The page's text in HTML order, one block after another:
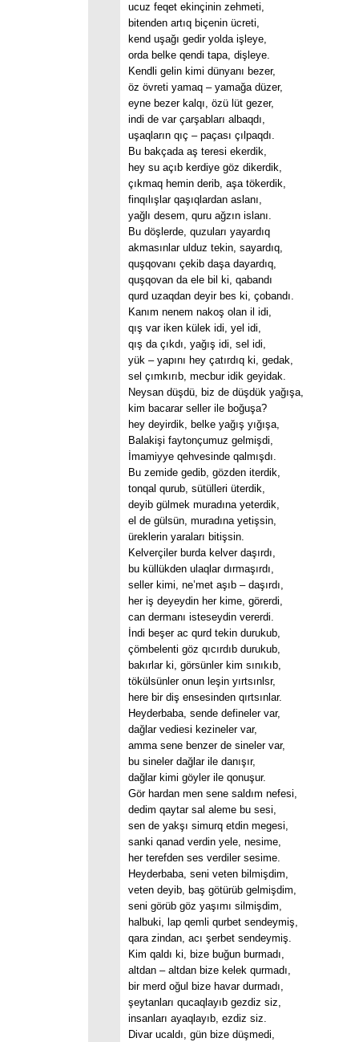
ucuz feqet ekinçinin zehmeti,
bitenden artıq biçenin ücreti,
kend uşağı gedir yolda işleye,
orda belke qendi tapa, dişleye.
Kendli gelin kimi dünyanı bezer,
öz övreti yamaq – yamağa düzer,
eyne bezer kalqı, özü lüt gezer,
indi de var çarşabları albaqdı,
uşaqların qıç – paçası çılpaqdı.
Bu bakçada aş teresi ekerdik,
hey su açıb kerdiye göz dikerdik,
çıkmaq hemin derib, aşa tökerdik,
finqılışlar qaşıqlardan aslanı,
yağlı desem, quru ağzın islanı.
Bu döşlerde, quzuları yayardıq
akmasınlar ulduz tekin, sayardıq,
quşqovanı çekib daşa dayardıq,
quşqovan da ele bil ki, qabandı
qurd uzaqdan deyir bes ki, çobandı.
Kanım nenem nakoş olan il idi,
qış var iken külek idi, yel idi,
qış da çıkdı, yağış idi, sel idi,
yük – yapını hey çatırdıq ki, gedak,
sel çımkırıb, mecbur idik geyidak.
Neysan düşdü, biz de düşdük yağışa,
kim bacarar seller ile boğuşa?
hey deyirdik, belke yağış yığışa,
Balakişi faytonçumuz gelmişdi,
İmamiyye qehvesinde qalmışdı.
Bu zemide gedib, gözden iterdik,
tonqal qurub, sütülleri üterdik,
deyib gülmek muradına yeterdik,
el de gülsün, muradına yetişsin,
üreklerin yaraları bitişsin.
Kelverçiler burda kelver daşırdı,
bu küllükden ulaqlar dırmaşırdı,
seller kimi, ne’met aşıb – daşırdı,
her iş deyeydin her kime, görerdi,
can dermanı isteseydin vererdi.
İndi beşer ac qurd tekin durukub,
çömbelenti göz qıcırdıb durukub,
bakırlar ki, görsünler kim sınıkıb,
tökülsünler onun leşin yırtsınlsr,
here bir diş ensesinden qırtsınlar.
Heyderbaba, sende defineler var,
dağlar vediesi kezineler var,
amma sene benzer de sineler var,
bu sineler dağlar ile danışır,
dağlar kimi göyler ile qonuşur.
Gör hardan men sene saldım nefesi,
dedim qaytar sal aleme bu sesi,
sen de yakşı simurq etdin megesi,
sanki qanad verdin yele, nesime,
her terefden ses verdiler sesime.
Heyderbaba, seni veten bilmişdim,
veten deyib, baş götürüb gelmişdim,
seni görüb göz yaşımı silmişdim,
halbuki, lap qemli qurbet sendeymiş,
qara zindan, acı şerbet sendeymiş.
Kim qaldı ki, bize buğun burmadı,
altdan – altdan bize kelek qurmadı,
bir merd oğul bize havar durmadı,
şeytanları qucaqlayıb gezdiz siz,
insanları ayaqlayıb, ezdiz siz.
Divar ucaldı, gün bize düşmedi,